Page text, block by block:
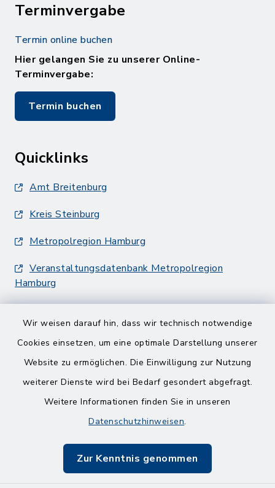
Wir weisen darauf hin, dass wir technisch notwendige
Cookies einsetzen, um eine optimale Darstellung unserer
Website zu ermöglichen. Die Einwilligung zur Nutzung
weiterer Dienste wird bei Bedarf gesondert abgefragt.
Weitere Informationen finden Sie in unseren
Datenschutzhinweisen.
Zur Kenntnis genommen
Terminvergabe
Termin online buchen
Hier gelangen Sie zu unserer Online-
Terminvergabe:
Termin buchen
Quicklinks
Amt Breitenburg
Kreis Steinburg
Metropolregion Hamburg
Veranstaltungsdatenbank Metropolregion
Hamburg
Barrierefreiheit
Impressum